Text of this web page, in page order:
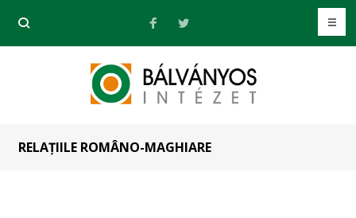
RELAȚIILE ROMÂNO-MAGHIARE